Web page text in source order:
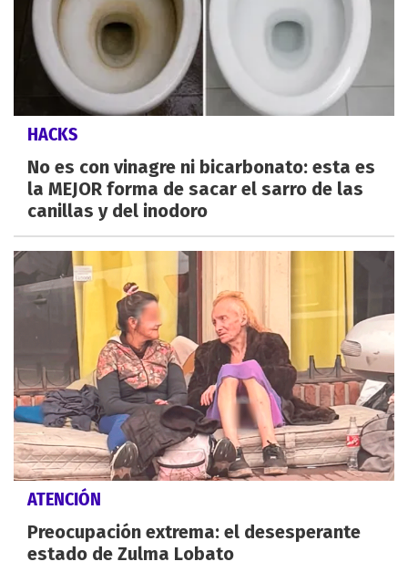
HACKS
No es con vinagre ni bicarbonato: esta es
la MEJOR forma de sacar el sarro de las
canillas y del inodoro
ATENCIÓN
Preocupación extrema: el desesperante
estado de Zulma Lobato